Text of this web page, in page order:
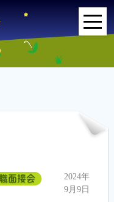
面接会
2024年
9月9日